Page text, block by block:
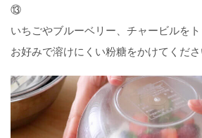
⑬
いちごやブルーベリー、チャービルをト
お好みで溶けにくい粉糖をかけてくださ